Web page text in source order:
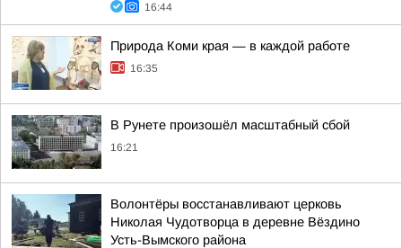
16:44
Природа Коми края — в каждой работе
16:35
В Рунете произошёл масштабный сбой
16:21
Волонтёры восстанавливают церковь
Николая Чудотворца в деревне Вёздино
Усть-Вымского района